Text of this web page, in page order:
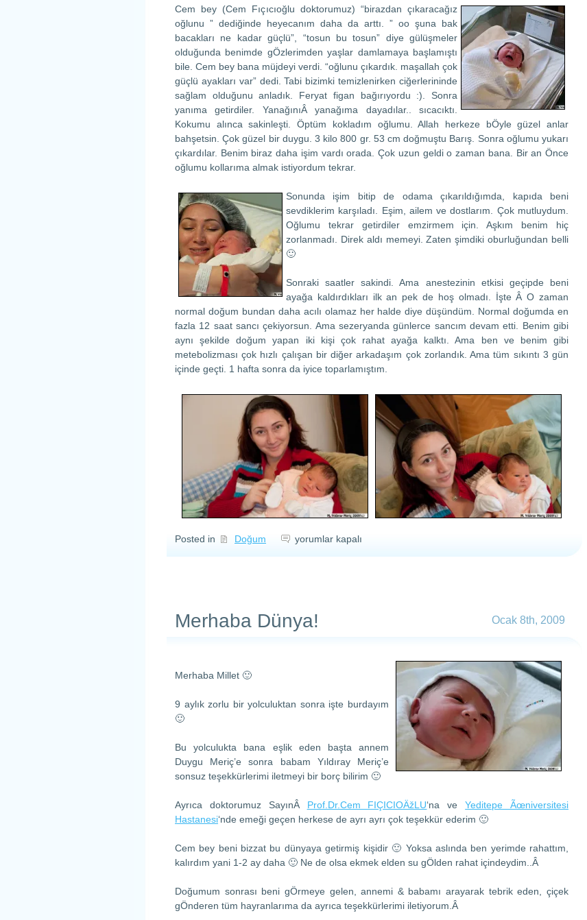
Cem bey (Cem Fıçıcıoğlu doktorumuz) “birazdan çıkaracağız
oğlunu ” dediğinde heyecanım daha da arttı. ” oo şuna bak
bacakları ne kadar güçlü”, “tosun bu tosun” diye gülüşmeler
olduğunda benimde gÖzlerimden yaşlar damlamaya başlamıştı
bile. Cem bey bana müjdeyi verdi. “oğlunu çıkardık. maşallah çok
güçlü ayakları var” dedi. Tabi bizimki temizlenirken ciğerlerininde
sağlam olduğunu anladık. Feryat figan bağırıyordu :). Sonra
yanıma getirdiler. YanağınıÂ yanağıma dayadılar.. sıcacıktı.
Kokumu alınca sakinleşti. Öptüm kokladım oğlumu. Allah herkeze bÖyle güzel anlar
bahşetsin. Çok güzel bir duygu. 3 kilo 800 gr. 53 cm doğmuştu Barış. Sonra oğlumu yukarı
çıkardılar. Benim biraz daha işim vardı orada. Çok uzun geldi o zaman bana. Bir an Önce
oğlumu kollarıma almak istiyordum tekrar.
Sonunda işim bitip de odama çıkarıldığımda, kapıda beni
sevdiklerim karşıladı. Eşim, ailem ve dostlarım. Çok mutluydum.
Oğlumu tekrar getirdiler emzirmem için. Aşkım benim hiç
zorlanmadı. Direk aldı memeyi. Zaten şimdiki oburluğundan belli
🙂
Sonraki saatler sakindi. Ama anestezinin etkisi geçipde beni
ayağa kaldırdıkları ilk an pek de hoş olmadı. İşte Â O zaman
normal doğum bundan daha acılı olamaz her halde diye düşündüm. Normal doğumda en
fazla 12 saat sancı çekiyorsun. Ama sezeryanda günlerce sancım devam etti. Benim gibi
aynı şekilde doğum yapan iki kişi çok rahat ayağa kalktı. Ama ben ve benim gibi
metebolizması çok hızlı çalışan bir diğer arkadaşım çok zorlandık. Ama tüm sıkıntı 3 gün
içinde geçti. 1 hafta sonra da iyice toparlamıştım.
Posted in Doğum
Doğum
yorumlar kapalı
Merhaba Dünya! Ocak 8th, 2009
Merhaba Millet 🙂
9 aylık zorlu bir yolculuktan sonra işte burdayım
🙂
Bu yolculukta bana eşlik eden başta annem
Duygu Meriç’e sonra babam Yıldıray Meriç’e
sonsuz teşekkürlerimi iletmeyi bir borç bilirim 🙂
Ayrıca doktorumuz SayınÂ Prof.Dr.Cem FIÇICIOÄžLU‘na veYeditepe Ãœniversitesi
Hastanesi‘nde emeği geçen herkese de ayrı ayrı çok teşekkür ederim 🙂
Cem bey beni bizzat bu dünyaya getirmiş kişidir 🙂 Yoksa aslında ben yerimde rahattım,
kalırdım yani 1-2 ay daha 🙂 Ne de olsa ekmek elden su gÖlden rahat içindeydim..Â
Doğumum sonrası beni gÖrmeye gelen, annemi & babamı arayarak tebrik eden, çiçek
gÖnderen tüm hayranlarıma da ayrıca teşekkürlerimi iletiyorum.Â